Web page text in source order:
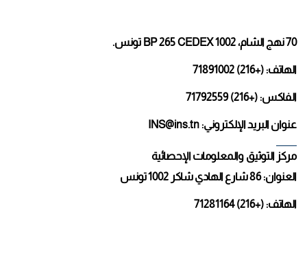
70 نهج الشام، BP 265 CEDEX 1002 تونس.
الهاتف: (+216) 71891002
الفاكس: (+216) 71792559
عنوان البريد الإلكتروني: INS@ins.tn
مركز التوثيق والمعلومات الإحصائية
العنوان: 86 شارع الهادي شاكر 1002 تونس
الهاتف: (+216) 71281164